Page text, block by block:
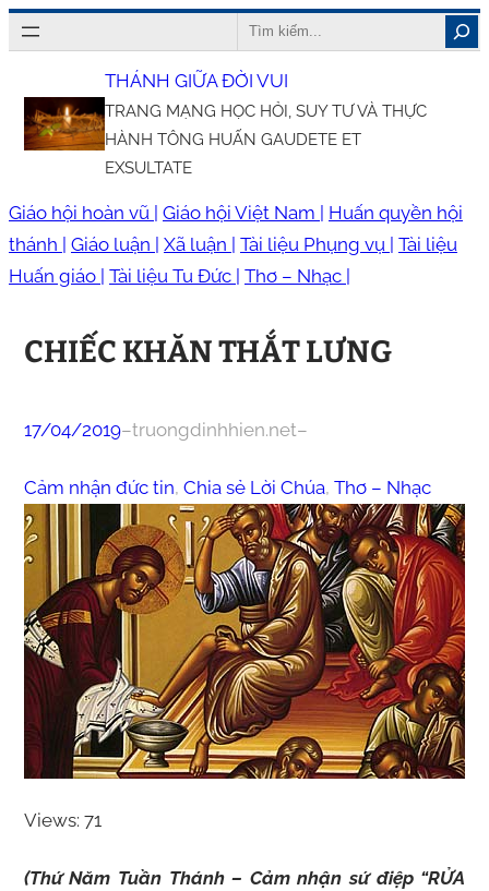
Chuyển
đến
nội
dung
Search
THÁNH GIỮA ĐỜI VUI
TRANG MẠNG HỌC HỎI, SUY TƯ VÀ THỰC
HÀNH TÔNG HUẤN GAUDETE ET
EXSULTATE
Giáo hội hoàn vũ | Giáo hội Việt Nam | Huấn quyền hội
thánh | Giáo luận | Xã luận | Tài liệu Phụng vụ | Tài liệu
Huấn giáo | Tài liệu Tu Đức | Thơ – Nhạc |
CHIẾC KHĂN THẮT LƯNG
17/04/2019–truongdinhhien.net–
Cảm nhận đức tin, Chia sẻ Lời Chúa, Thơ – Nhạc
Views: 71
(Thứ Năm Tuần Thánh – Cảm nhận sứ điệp “RỬA